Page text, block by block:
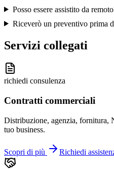
Posso essere assistito da
Riceverò un preventivo prima
Servizi collegati
richiedi consulenza
Contratti commerciali
Distribuzione, agenzia, fornitura,
tuo business.
Scopri di più Richiedi